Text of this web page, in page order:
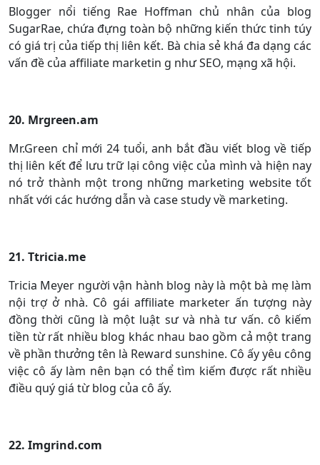
Blogger nổi tiếng Rae Hoffman chủ nhân của blog
SugarRae, chứa đựng toàn bộ những kiến thức tinh túy
có giá trị của tiếp thị liên kết. Bà chia sẻ khá đa dạng các
vấn đề của affiliate marketin g như SEO, mạng xã hội.
20. Mrgreen.am
Mr.Green chỉ mới 24 tuổi, anh bắt đầu viết blog về tiếp
thị liên kết để lưu trữ lại công việc của mình và hiện nay
nó trở thành một trong những marketing website tốt
nhất với các hướng dẫn và case study về marketing.
21. Ttricia.me
Tricia Meyer người vận hành blog này là một bà mẹ làm
nội trợ ở nhà. Cô gái affiliate marketer ấn tượng này
đồng thời cũng là một luật sư và nhà tư vấn. cô kiếm
tiền từ rất nhiều blog khác nhau bao gồm cả một trang
về phần thưởng tên là Reward sunshine. Cô ấy yêu công
việc cô ấy làm nên bạn có thể tìm kiếm được rất nhiều
điều quý giá từ blog của cô ấy.
22. Imgrind.com